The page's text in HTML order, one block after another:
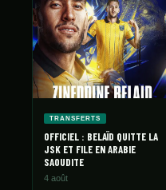
TRANSFERTS
OFFICIEL : BELAÏD QUITTE LA
JSK ET FILE EN ARABIE
SAOUDITE
4 août